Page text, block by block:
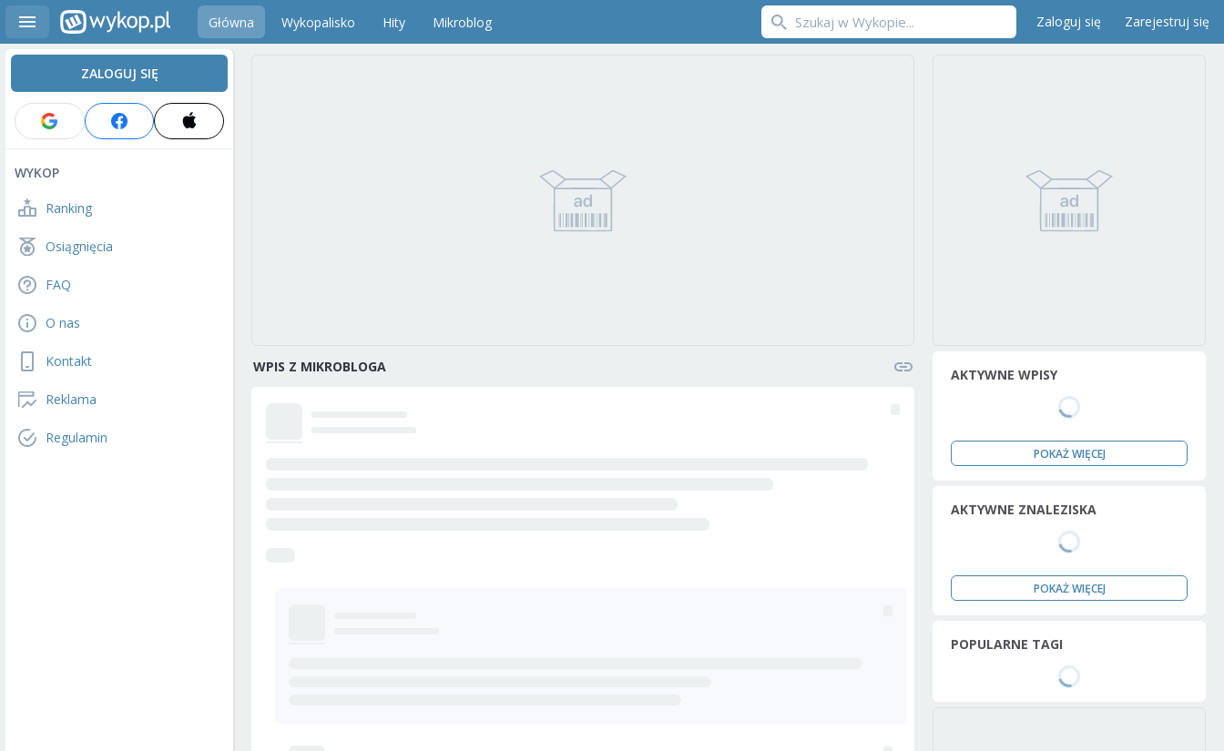
Główna Wykopalisko Hity Mikroblog Zaloguj się Zarejestruj się
ZALOGUJ SIĘ
WYKOP
Ranking
Osiągnięcia
FAQ
O nas
Kontakt
Reklama
Regulamin
WPIS Z MIKROBLOGA AKTYWNE WPISY
POKAŻ WIĘCEJ
AKTYWNE ZNALEZISKA
POKAŻ WIĘCEJ
POPULARNE TAGI